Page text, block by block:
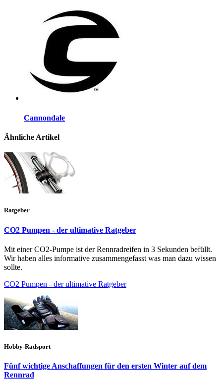
Cannondale
Ähnliche Artikel
Ratgeber
CO2 Pumpen - der ultimative Ratgeber
Mit einer CO2-Pumpe ist der Rennradreifen in 3 Sekunden befüllt.
Wir haben alles informative zusammengefasst was man dazu wissen
sollte.
CO2 Pumpen - der ultimative Ratgeber
Hobby-Radsport
Fünf wichtige Anschaffungen für den ersten Winter auf dem
Rennrad